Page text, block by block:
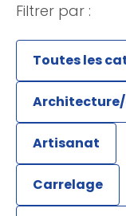
Filtrer par :
Toutes les
Artisanat
Carrelage